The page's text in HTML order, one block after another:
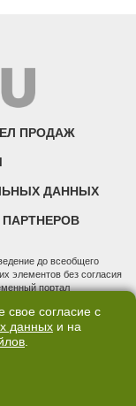
ПРОДАЖ
ДАННЫХ
до всеобщего
элементов без согласия
портал
массовых коммуникаций
от 02.09.2019
"66.ру". Юридический
620014, Свердловская
+7 (343) 288-50-66
свое согласие с
данных и на
.